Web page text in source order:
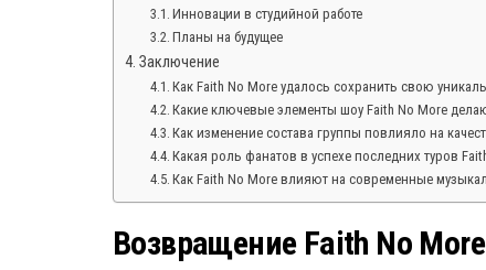
Инновации в студийной работе
Планы на будущее
Заключение
Как Faith No More удалось сохранить свою
Какие ключевые элементы шоу Faith No More
Как изменение состава группы повлияло на
Какая роль фанатов в успехе последних туров
Как Faith No More влияют на современные
Возвращение Faith No